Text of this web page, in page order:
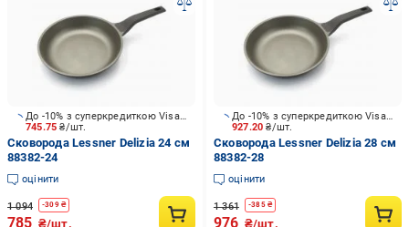
745.75₴/шт.
До -10% з суперкредиткою Visa Вигода
Сковорода Lessner Delizia 24 см
88382-24
оцінити
1 094 -309₴
785 ₴/шт.
927.20₴/шт.
До -10% з суперкредиткою Visa Вигода
Сковорода Lessner Delizia 28 см
88382-28
оцінити
1 361 -385₴
976 ₴/шт.